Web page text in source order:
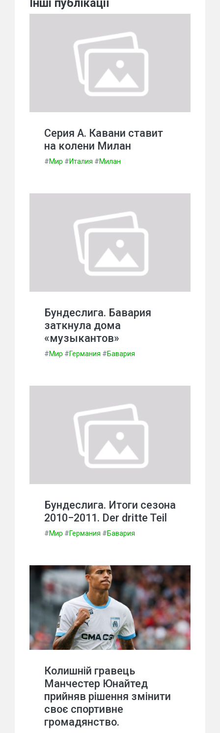
Інші публікації
Серия А. Кавани ставит
на колени Милан
#Мир #Италия #Милан
Бундеслига. Бавария
заткнула дома
«музыкантов»
#Мир #Германия #Бавария
Бундеслига. Итоги сезона
2010−2011. Der dritte Teil
#Мир #Германия #Бавария
Колишній гравець
Манчестер Юнайтед
прийняв рішення змінити
своє спортивне
громадянство.